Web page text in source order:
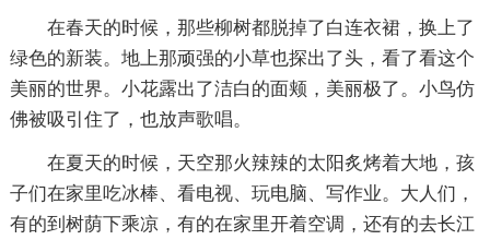
在春天的时候，那些柳树都脱掉了白连衣裙，换上了
绿色的新装。地上那顽强的小草也探出了头，看了看这个
美丽的世界。小花露出了洁白的面颊，美丽极了。小鸟仿
佛被吸引住了，也放声歌唱。
在夏天的时候，天空那火辣辣的太阳炙烤着大地，孩
子们在家里吃冰棒、看电视、玩电脑、写作业。大人们，
有的到树荫下乘凉，有的在家里开着空调，还有的去长江